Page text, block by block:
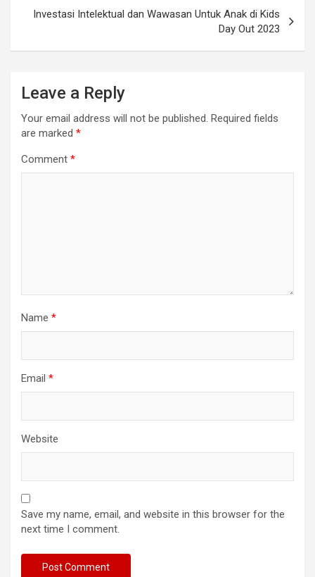
Investasi Intelektual dan Wawasan Untuk Anak di Kids
Day Out 2023
Leave a Reply
Your email address will not be published. Required fields
are marked *
Comment *
Name *
Email *
Website
Save my name, email, and website in this browser for the
next time I comment.